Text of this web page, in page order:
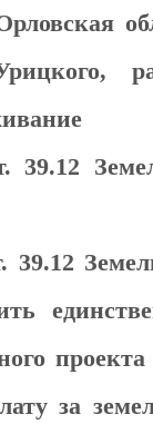
39.12
39.12
за